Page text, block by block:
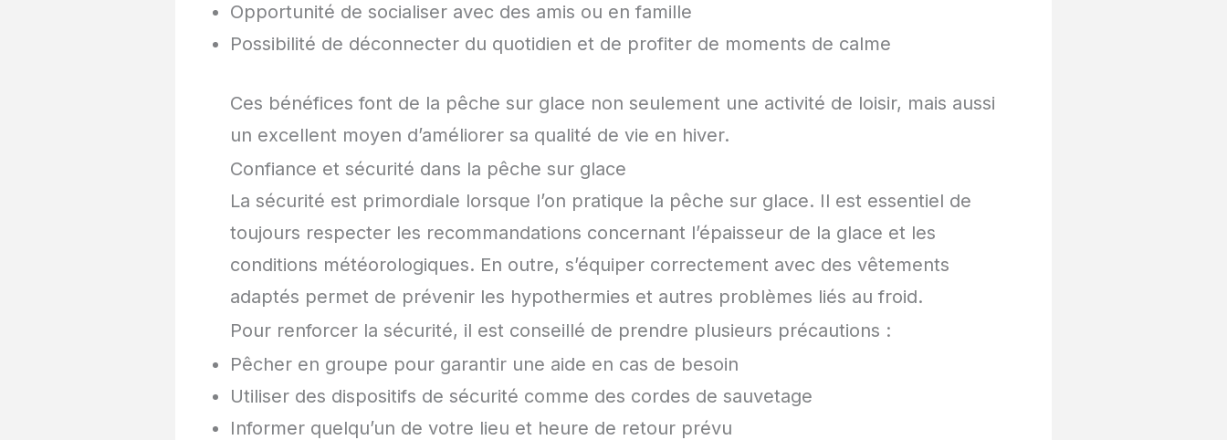
Opportunité de socialiser avec des amis ou en famille
Possibilité de déconnecter du quotidien et de profiter de moments de calme
Ces bénéfices font de la pêche sur glace non seulement une activité de loisir, mais aussi
un excellent moyen d’améliorer sa qualité de vie en hiver.
Confiance et sécurité dans la pêche sur glace
La sécurité est primordiale lorsque l’on pratique la pêche sur glace. Il est essentiel de
toujours respecter les recommandations concernant l’épaisseur de la glace et les
conditions météorologiques. En outre, s’équiper correctement avec des vêtements
adaptés permet de prévenir les hypothermies et autres problèmes liés au froid.
Pour renforcer la sécurité, il est conseillé de prendre plusieurs précautions :
Pêcher en groupe pour garantir une aide en cas de besoin
Utiliser des dispositifs de sécurité comme des cordes de sauvetage
Informer quelqu’un de votre lieu et heure de retour prévu